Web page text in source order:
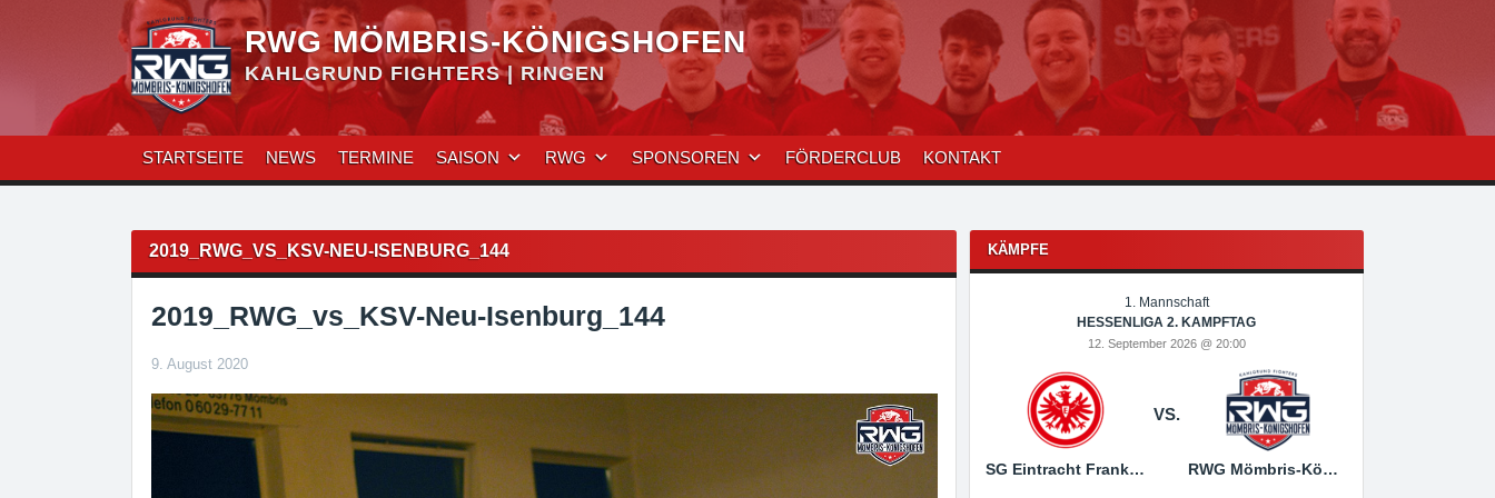
RWG MÖMBRIS-KÖNIGSHOFEN
KAHLGRUND FIGHTERS | RINGEN
STARTSEITE NEWS TERMINE SAISON RWG SPONSOREN FÖRDERCLUB KONTAKT
2019_RWG_VS_KSV-NEU-ISENBURG_144
2019_RWG_vs_KSV-Neu-Isenburg_144
9. August 2020
Beitragsnavigation KÄMPFE
1. Mannschaft
HESSENLIGA 2. KAMPFTAG
12. September 2026 @ 20:00
SG Eintracht Frankfurt
VS.
RWG Mömbris-Königshofen